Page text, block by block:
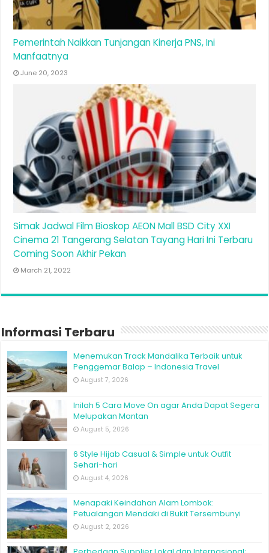
Pemerintah Naikkan Tunjangan Kinerja PNS, Ini
Manfaatnya
June 20, 2023
Simak Jadwal Film Bioskop AEON Mall BSD City XXI
Cinema 21 Tangerang Selatan Tayang Hari Ini Terbaru
Coming Soon Akhir Pekan
March 21, 2022
Informasi Terbaru
Menemukan Track Mandalika Terbaik untuk
Penggemar Balap – Indonesia Travel
August 7, 2026
Inilah 5 Cara Move On agar Anda Dapat Segera
Melupakan Mantan
August 5, 2026
6 Style Hijab Casual & Simple untuk Outfit
Sehari-hari
August 4, 2026
Menapaki Keindahan Alam Lombok:
Petualangan Mendaki di Bukit Tersembunyi
August 2, 2026